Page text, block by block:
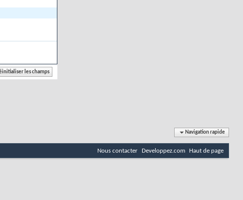
Navigation rapide
Nous contacter Developpez.com Haut de page